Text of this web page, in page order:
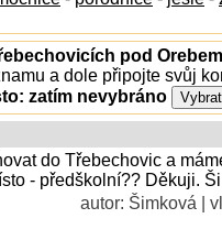
pod
a dole připojte svůj
zatím nevybráno
do Třebechovic a
- předškolní?? Děkuji.
autor: Šimková |